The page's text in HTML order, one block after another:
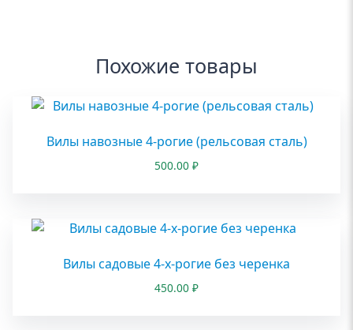
Похожие товары
Вилы навозные 4-рогие (рельсовая сталь)
500.00 ₽
Вилы садовые 4-х-рогие без черенка
450.00 ₽